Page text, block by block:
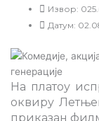
Извор:
Датум:
На платоу
оквиру
приказан